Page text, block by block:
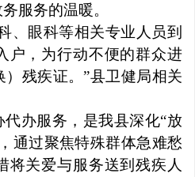
服务的温暖。
、眼科等相关专业人员到
户，为行动不便的群众进
残疾证。”县卫健局相关
办服务，是我县深化“放
通过聚焦特殊群体急难愁
将关爱与服务送到残疾人